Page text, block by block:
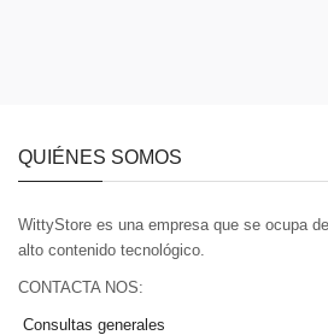
QUIÉNES SOMOS
WittyStore es una empresa que se ocupa
alto contenido tecnológico.
CONTACTA NOS:
Consultas generales